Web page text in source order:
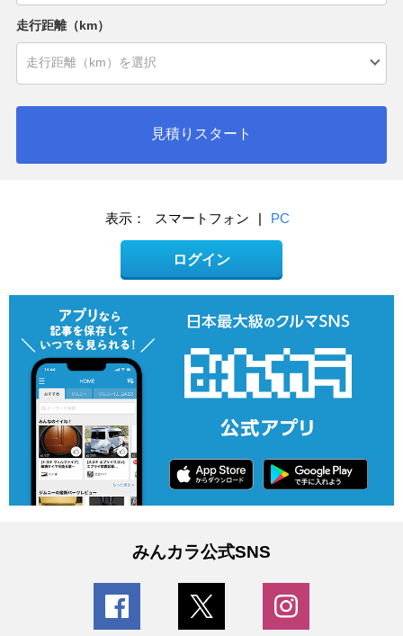
走行距離（km）
見積りスタート
表示： スマートフォン | PC
ログイン
みんカラ公式SNS